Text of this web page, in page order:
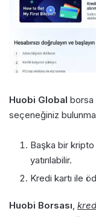
Huobi Global borsa
seçeneğiniz
Başka bir
yatırılabilir.
Kredi kartı ile
Huobi Borsası,